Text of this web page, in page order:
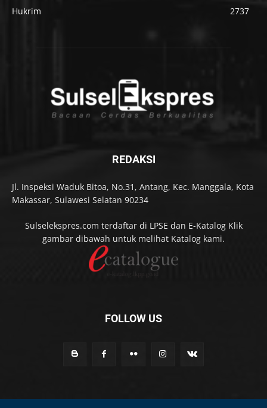
Hukrim
2737
REDAKSI
Jl. Inspeksi Waduk Bitoa, No.31, Antang, Kec. Manggala, Kota
Makassar, Sulawesi Selatan 90234
Sulselekspres.com terdaftar di LPSE dan E-Katalog Klik
gambar dibawah untuk melihat Katalog kami.
FOLLOW US